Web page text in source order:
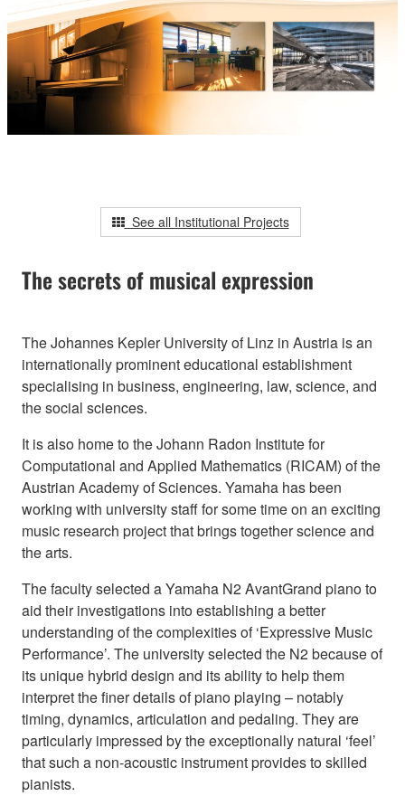
See all Institutional Projects
The secrets of musical expression
The Johannes Kepler University of Linz in Austria is an
internationally prominent educational establishment
specialising in business, engineering, law, science, and
the social sciences.
It is also home to the Johann Radon Institute for
Computational and Applied Mathematics (RICAM) of the
Austrian Academy of Sciences. Yamaha has been
working with university staff for some time on an exciting
music research project that brings together science and
the arts.
The faculty selected a Yamaha N2 AvantGrand piano to
aid their investigations into establishing a better
understanding of the complexities of ‘Expressive Music
Performance’. The university selected the N2 because of
its unique hybrid design and its ability to help them
interpret the finer details of piano playing – notably
timing, dynamics, articulation and pedaling. They are
particularly impressed by the exceptionally natural ‘feel’
that such a non-acoustic instrument provides to skilled
pianists.